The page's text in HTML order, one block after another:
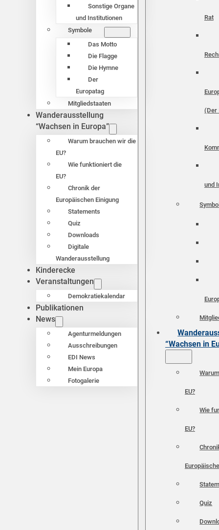
Sonstige Organe
und Institutionen
Symbole
Das Motto
Die Flagge
Die Hymne
Der
Europatag
Mitgliedstaaten
Wanderausstellung
“Wachsen in Europa”
Warum brauchen wir die
EU?
Wie funktioniert die
EU?
Chronik der
Europäischen Einigung
Statements
Quiz
Downloads
Digitale
Wanderausstellung
Kinderecke
Veranstaltungen
Demokratiekalendar
Publikationen
News
Agenturmeldungen
Ausschreibungen
EDI News
Mein Europa
Fotogalerie
Rat
(Der
und
“Wachsen in
EU?
Wie
EU?
Quiz